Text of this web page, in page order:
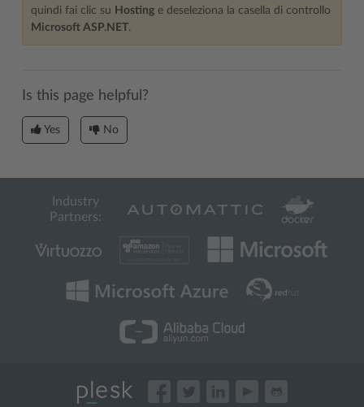
quindi fai clic su Hosting e deseleziona la casella di controllo
Microsoft ASP.NET.
Is this page helpful?
Yes No
Industry
Partners: